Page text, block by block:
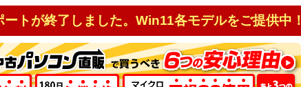
トが終了しました。Win11各モデルをご提供中！